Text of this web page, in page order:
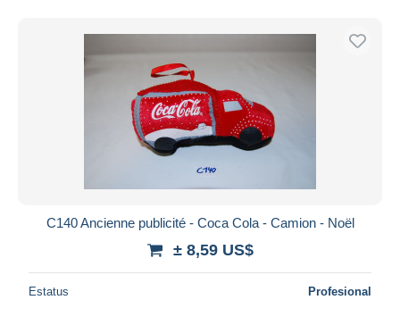
Métodos de pago
PayPal
Transferencia bancaria
iDeal
Deseleccionar todo
C140 Ancienne publicité - Coca Cola - Camion - Noël
± 8,59 US$
Estatus Profesional